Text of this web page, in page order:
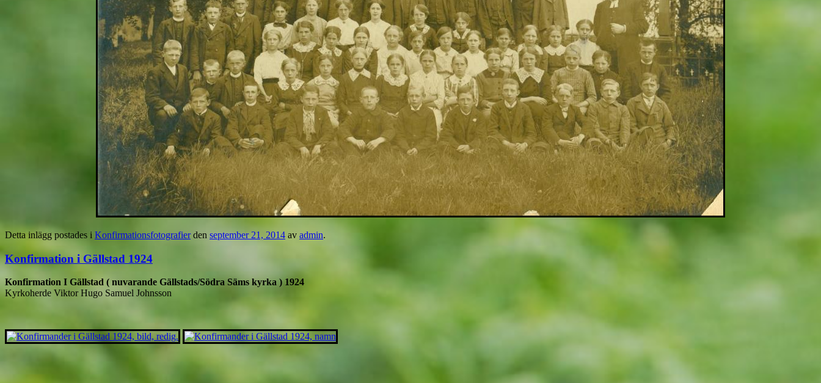
Detta inlägg postades i Konfirmationsfotografierden september 21, 2014 av admin.
Konfirmation i Gällstad 1924
Konfirmation I Gällstad ( nuvarande Gällstads/Södra Säms kyrka ) 1924
Kyrkoherde Viktor Hugo Samuel Johnsson